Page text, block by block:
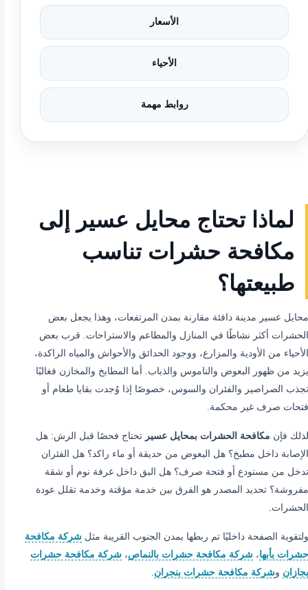
الأسعار
الأحياء
روابط مهمة
لماذا تحتاج محايل عسير إلى
مكافحة حشرات تناسب
طبيعتها؟
محايل عسير مدينة دافئة مقارنة بمدن المرتفعات، وهذا يجعل بعض
الحشرات أكثر نشاطًا في المنازل والمطاعم والاستراحات. قرب بعض
الأحياء من الأودية والمزارع، ووجود الحدائق والأحواش والمياه الراكدة،
يزيد من ظهور البعوض والناموس والذباب. أما المطابخ والمخازن فغالبًا
تجذب الصراصير والفئران والسوس، خصوصًا إذا وُجدت بقايا طعام أو
فتحات صرف غير محكمة.
لذلك فإن مكافحة الحشرات بمحايل عسير تحتاج فحصًا قبل الرش: هل
الإصابة داخل مطبخ؟ هل البعوض من حديقة أو ماء راكد؟ هل الفئران
تدخل من مستودع أو فتحة صرف؟ هل البق داخل غرفة نوم أو شقة
مفروشة؟ تحديد المصدر هو الفرق بين خدمة مؤقتة وخدمة تقلل عودة
الحشرات.
ولتقوية الصفحة داخليًا تم ربطها بمدن الجنوب القريبة مثل شركة مكافحة
حشرات بأبها، شركة مكافحة حشرات بالنماص، شركة مكافحة حشرات
بجازان وشركة مكافحة حشرات بنجران